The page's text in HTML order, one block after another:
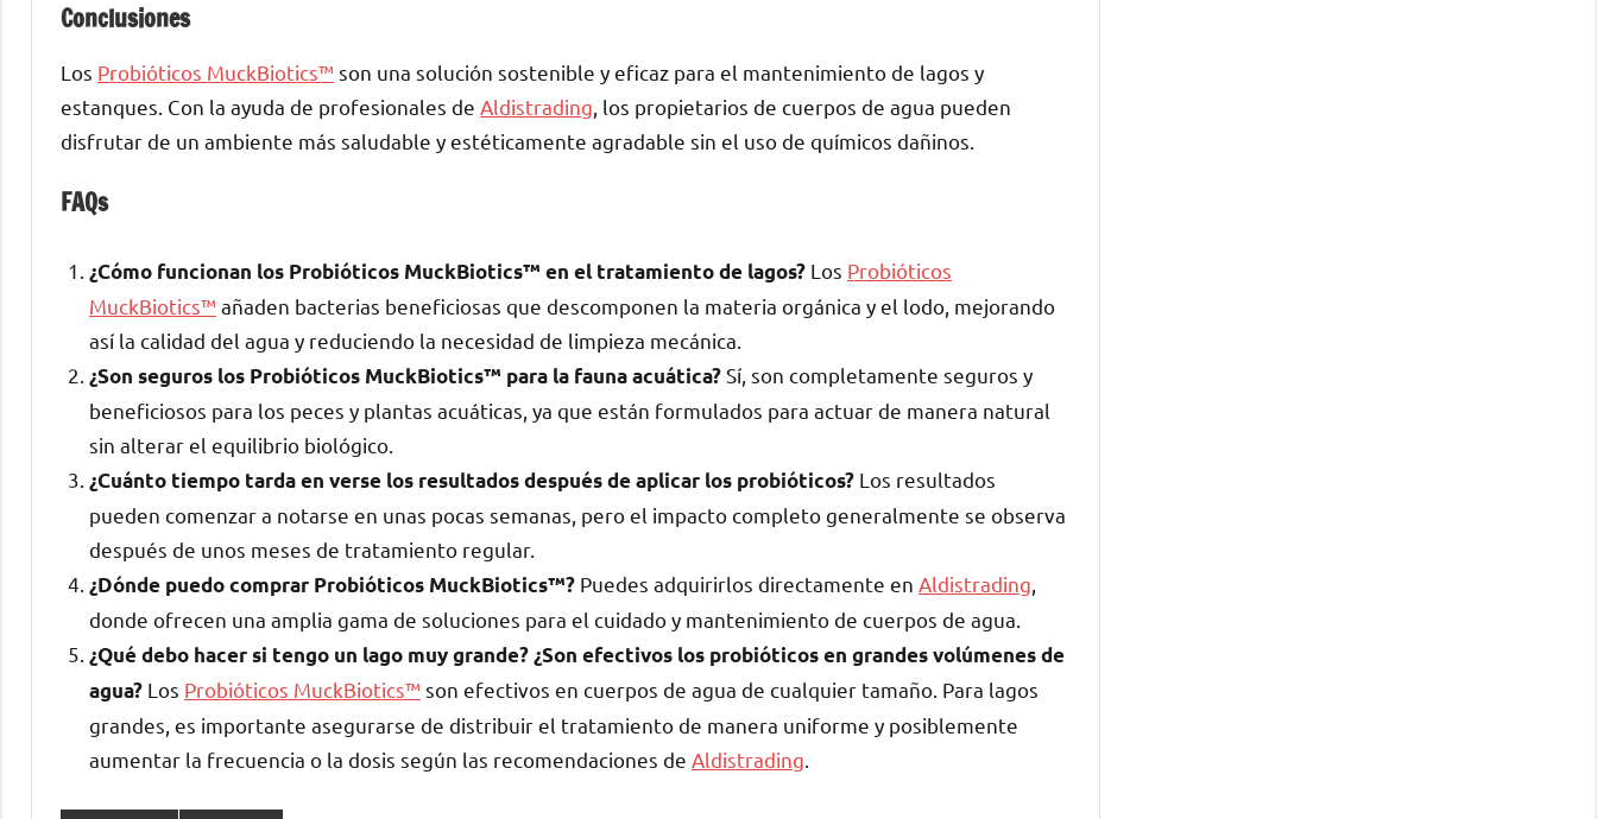
Conclusiones
Los Probióticos MuckBiotics™ son una solución sostenible y eficaz para el mantenimiento de lagos y
estanques. Con la ayuda de profesionales de Aldistrading, los propietarios de cuerpos de agua pueden
disfrutar de un ambiente más saludable y estéticamente agradable sin el uso de químicos dañinos.
FAQs
¿Cómo funcionan los Probióticos MuckBiotics™ en el tratamiento de lagos? Los Probióticos
MuckBiotics™ añaden bacterias beneficiosas que descomponen la materia orgánica y el lodo, mejorando
así la calidad del agua y reduciendo la necesidad de limpieza mecánica.
¿Son seguros los Probióticos MuckBiotics™ para la fauna acuática?Sí, son completamente seguros y
beneficiosos para los peces y plantas acuáticas, ya que están formulados para actuar de manera natural
sin alterar el equilibrio biológico.
¿Cuánto tiempo tarda en verse los resultados después de aplicar los probióticos? Los resultados
pueden comenzar a notarse en unas pocas semanas, pero el impacto completo generalmente se observa
después de unos meses de tratamiento regular.
¿Dónde puedo comprar Probióticos MuckBiotics™? Puedes adquirirlos directamente en Aldistrading,
donde ofrecen una amplia gama de soluciones para el cuidado y mantenimiento de cuerpos de agua.
¿Qué debo hacer si tengo un lago muy grande? ¿Son efectivos los probióticos en grandes volúmenes de
agua? Los Probióticos MuckBiotics™ son efectivos en cuerpos de agua de cualquier tamaño. Para lagos
grandes, es importante asegurarse de distribuir el tratamiento de manera uniforme y posiblemente
aumentar la frecuencia o la dosis según las recomendaciones de Aldistrading.